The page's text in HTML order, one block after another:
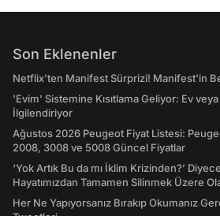
Son Eklenenler
Netflix'ten Manifest Sürprizi! Manifest'in
'Evim' Sistemine Kısıtlama Geliyor: Ev
İlgilendiriyor
Ağustos 2026 Peugeot Fiyat Listesi:
2008, 3008 ve 5008 Güncel Fiyatlar
‘Yok Artık Bu da mı İklim Krizinden?’
Hayatımızdan Tamamen Silinmek Üzere
Her Ne Yapıyorsanız Bırakıp Okumanız